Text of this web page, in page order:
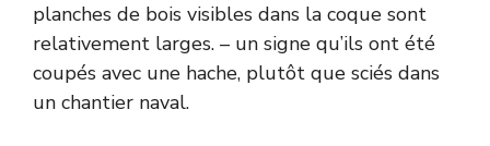
planches de bois visibles dans la coque sont
relativement larges. – un signe qu’ils ont été
coupés avec une hache, plutôt que sciés dans
un chantier naval.